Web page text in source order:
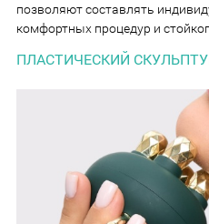
позволяют составлять
комфортных процедур и
ПЛАСТИЧЕСКИЙ